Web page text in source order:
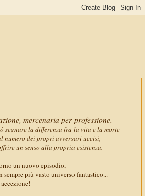
mercenaria per professione.
la differenza fra la vita e la morte
numero dei propri avversari uccisi,
un senso alla propria esistenza.
un nuovo episodio,
più vasto universo fantastico...